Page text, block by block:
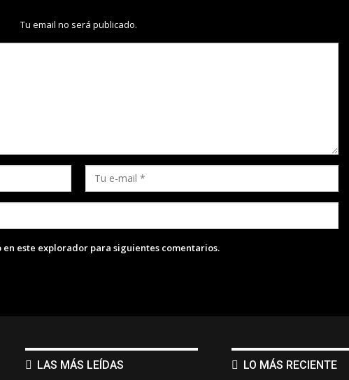
Tu email no será publicado.
este explorador para siguientes comentarios.
LAS MÁS LEÍDAS LO MÁS RECIENTE